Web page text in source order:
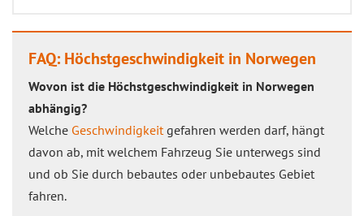
FAQ: Höchstgeschwindigkeit in Norwegen
Wovon ist die Höchstgeschwindigkeit in Norwegen
abhängig?
Welche Geschwindigkeitgefahren werden darf, hängt
davon ab, mit welchem Fahrzeug Sie unterwegs sind
und ob Sie durch bebautes oder unbebautes Gebiet
fahren.